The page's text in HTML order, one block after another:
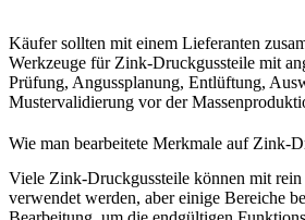
Käufer sollten mit einem Lieferanten
Werkzeuge für Zink-Druckgussteile mit
Prüfung, Angussplanung, Entlüftung,
Mustervalidierung vor der
Wie man bearbeitete Merkmale auf Zink-
Viele Zink-Druckgussteile können mit rein
verwendet werden, aber einige Bereiche